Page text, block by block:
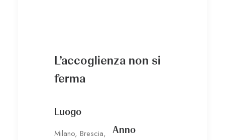
L’accoglienza non si
ferma
Luogo
Milano, Brescia,
Anno